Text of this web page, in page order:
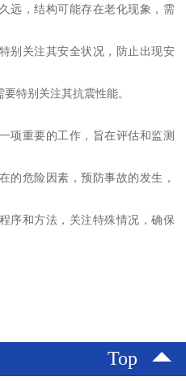
远，结构可能存在老化现象，需
别关注其安全状况，防止出现安
特别关注其抗震性能。
项重要的工作，旨在评估和监测
的危险因素，预防事故的发生，
序和方法，关注特殊情况，确保
Top